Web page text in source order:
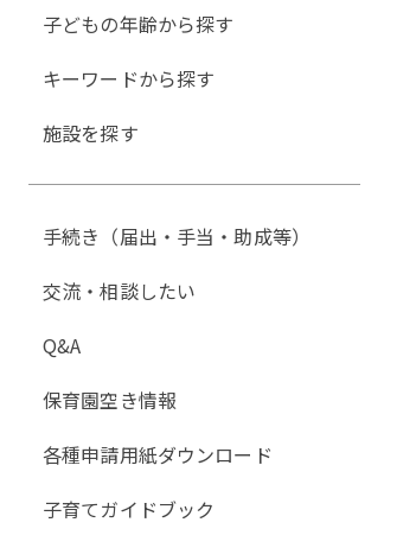
ョ子どもの年齢から探す
キーワードから探す
施設を探す
手続き（届出・手当・助成等）
交流・相談したい
Q&A
保育園空き情報
各種申請用紙ダウンロード
子育てガイドブック